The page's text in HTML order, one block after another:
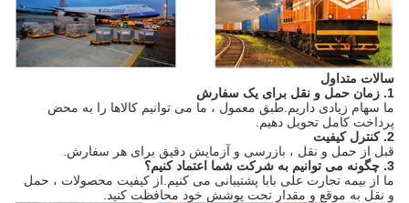
سالات متداول
1. زمان حمل و نقل برای یک سفارش
ما سهام زیادی داریم.طبق معمول ، ما می توانیم کالاها را به محض
پرداخت کامل تحویل دهیم.
2. کنترل کیفیت
قبل از حمل و نقل ، بازرسی و آزمایش دقیق برای هر سفارش.
3. چگونه می توانیم به شرکت شما اعتماد کنیم؟
ما از بیمه تجارت علی بابا پشتیبانی می کنیم.از کیفیت محصولات ، حمل
و نقل به موقع و مقدار تحت پوشش خود محافظت کنید.